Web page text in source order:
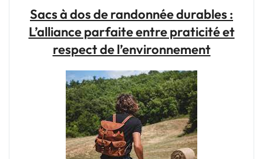
Toute
Liberté
avec
Nos
Grands
Sacs
de
Voyage
Spacieux"
Sacs à dos de randonnée durables :
L’alliance parfaite entre praticité et
respect de l’environnement